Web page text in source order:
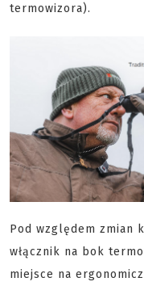
termowizora).
Pod względem zmian
włącznik na bok
miejsce na